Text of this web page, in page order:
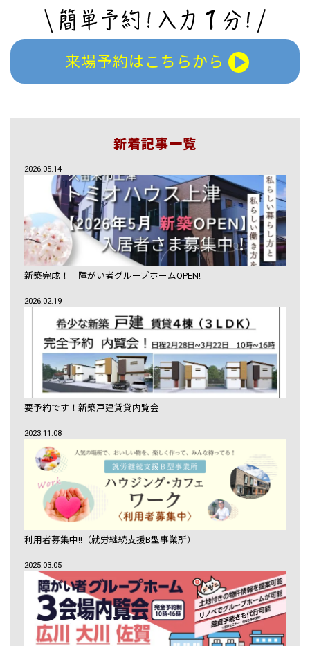
来場予約はこちらから
新着記事一覧
2026.05.14
新築完成！ 障がい者グループホームOPEN!
2026.02.19
要予約です！新築戸建賃貸内覧会
2023.11.08
利用者募集中!!（就労継続支援B型事業所）
2025.03.05